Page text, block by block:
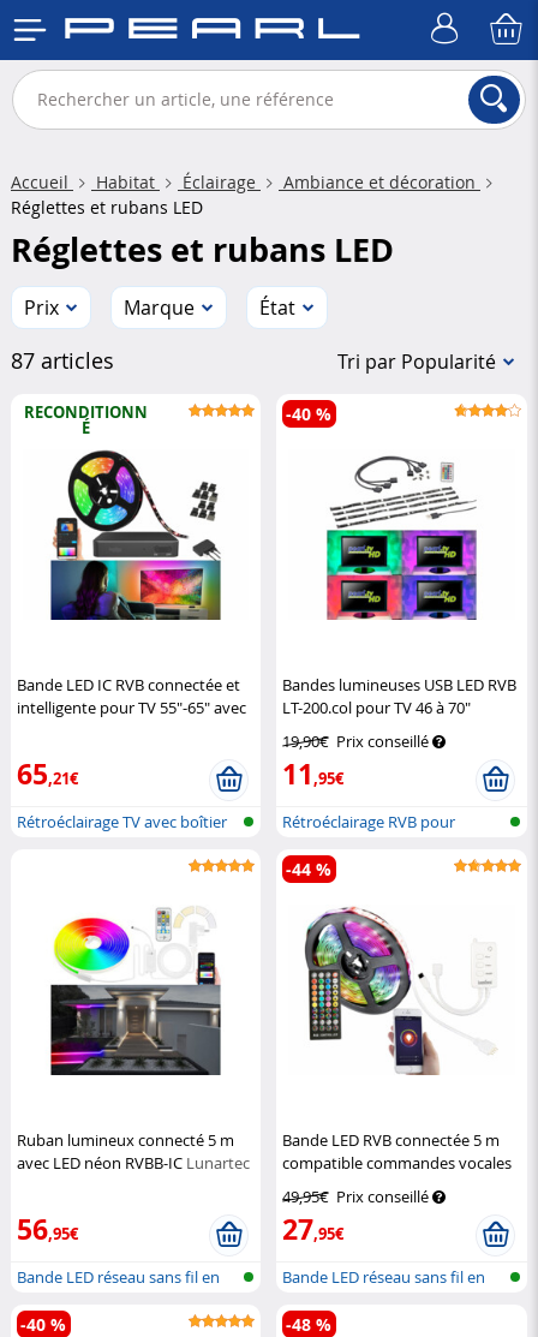
Accueil Habitat Éclairage
Ambiance et décoration
Réglettes et rubans LED
Réglettes et rubans LED
Prix Marque État
87 articles Tri par Popularité
RECONDITIONN
É
Bande LED IC RVB connectée et
intelligente pour TV 55"-65" avec
65,21€
Rétroéclairage TV avec boîtier
Bandes lumineuses USB LED RVB
LT-200.col pour TV 46 à 70"
19,90€ Prix conseillé
11,95€
-40 %
Rétroéclairage RVB pour
téléviseur
Ruban lumineux connecté 5 m
avec LED néon RVBB-IC Lunartec
56,95€
Bande LED réseau sans fil en
RGBW
Bande LED RVB connectée 5 m
compatible commandes vocales
49,95€ Prix conseillé
27,95€
-44 %
Bande LED réseau sans fil en
RVB av...
-40 % -48 %